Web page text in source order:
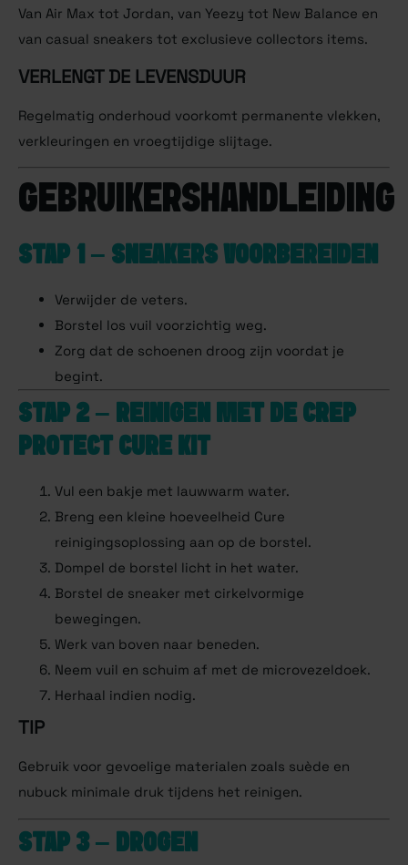
Van Air Max tot Jordan, van Yeezy tot New Balance en
van casual sneakers tot exclusieve collectors items.
VERLENGT DE LEVENSDUUR
Regelmatig onderhoud voorkomt permanente vlekken,
verkleuringen en vroegtijdige slijtage.
GEBRUIKERSHANDLEIDING
STAP 1 – SNEAKERS VOORBEREIDEN
Verwijder de veters.
Borstel los vuil voorzichtig weg.
Zorg dat de schoenen droog zijn voordat je
begint.
STAP 2 – REINIGEN MET DE CREP
PROTECT CURE KIT
Vul een bakje met lauwwarm water.
Breng een kleine hoeveelheid Cure
reinigingsoplossing aan op de borstel.
Dompel de borstel licht in het water.
Borstel de sneaker met cirkelvormige
bewegingen.
Werk van boven naar beneden.
Neem vuil en schuim af met de microvezeldoek.
Herhaal indien nodig.
TIP
Gebruik voor gevoelige materialen zoals suède en
nubuck minimale druk tijdens het reinigen.
STAP 3 – DROGEN